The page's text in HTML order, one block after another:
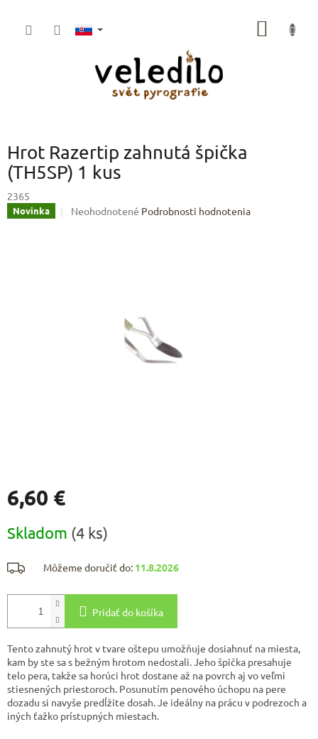
Hrot Razertip zahnutá špička
(TH5SP) 1 kus
2365
Novinka
Priemerné
Neohodnotené Podrobnosti hodnotenia
6,60 €
cena:
Skladom (4 ks)
Môžeme doručiť do: 11.8.2026
Pridať do košíka
Tento zahnutý hrot v tvare oštepu umožňuje dosiahnuť na miesta,
kam by ste sa s bežným hrotom nedostali. Jeho špička presahuje
telo pera, takže sa horúci hrot dostane až na povrch aj vo veľmi
stiesnených priestoroch. Posunutím penového úchopu na pere
dozadu si navyše predĺžite dosah. Je ideálny na prácu v podrezoch a
iných ťažko prístupných miestach.